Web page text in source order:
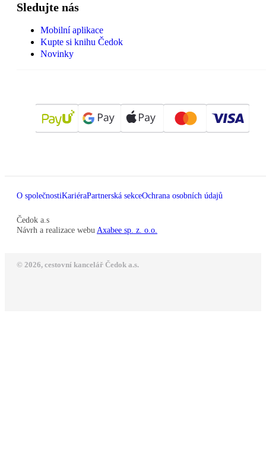
Sledujte nás
Mobilní aplikace
Kupte si knihu Čedok
Novinky
O společnostiKariéraPartnerská sekceOchrana osobních údajů
Čedok a.s
Návrh a realizace webu Axabee sp. z. o.o.
© 2026, cestovní kancelář Čedok a.s.